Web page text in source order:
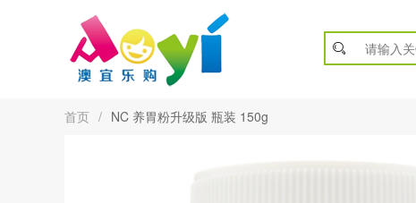
首页 / NC 养胃粉升级版 瓶装 150g